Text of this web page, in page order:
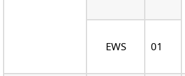
EWS 01